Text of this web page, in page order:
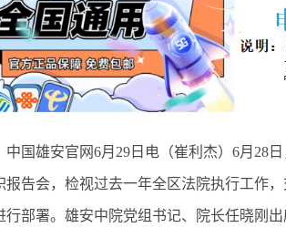
雄安官网6月29日电（崔利杰）6月28日
报告会，检视过去一年全区法院执行工作
行部署。雄安中院党组书记、院长任晓刚出